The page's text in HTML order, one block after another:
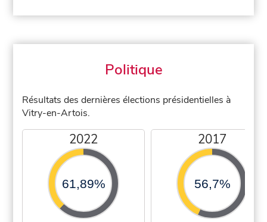
Politique
Résultats des dernières élections présidentielles à
Vitry-en-Artois.
2022
61,89%
2017
56,7%